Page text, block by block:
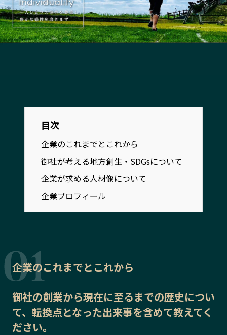
岡山エリア
広島エリア
山口エリア
徳島エリア
沖縄エリア
カテゴリから探す
特集コンテンツ
イベント
地域豆知識
ニッポンの百選大全集
「人」から探す
目次
企業のこれまでとこれから
御社が考える地方創生・SDGsについて
企業が求める人材像について
企業プロフィール
企業のこれまでとこれから
御社の創業から現在に至るまでの歴史につい
て、転換点となった出来事を含めて教えてく
ださい。